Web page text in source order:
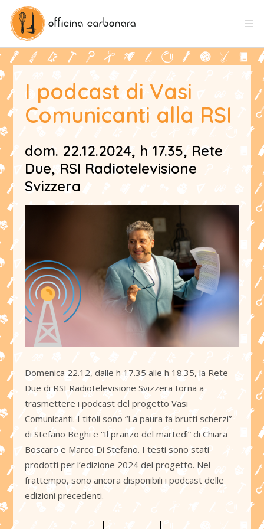
I podcast di Vasi
Comunicanti alla RSI
dom. 22.12.2024, h 17.35, Rete
Due, RSI Radiotelevisione
Svizzera
Domenica 22.12, dalle h 17.35 alle h 18.35, la Rete
Due di RSI Radiotelevisione Svizzera torna a
trasmettere i podcast del progetto Vasi
Comunicanti. I titoli sono “La paura fa brutti scherzi”
di Stefano Beghi e “Il pranzo del martedì” di Chiara
Boscaro e Marco Di Stefano. I testi sono stati
prodotti per l’edizione 2024 del progetto. Nel
frattempo, sono ancora disponibili i podcast delle
edizioni precedenti.